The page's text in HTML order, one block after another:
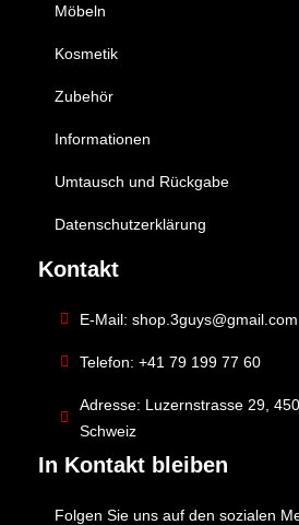
Möbeln
Kosmetik
Zubehör
Informationen
Umtausch und Rückgabe
Datenschutzerklärung
Kontakt
E-Mail: shop.3guys@gmail.com
Telefon: +41 79 199 77 60
Adresse: Luzernstrasse 29,
Schweiz
In Kontakt bleiben
Folgen Sie uns auf den sozialen